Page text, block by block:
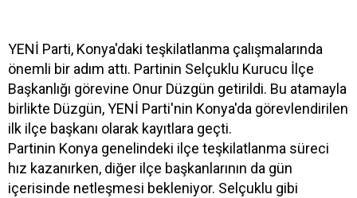
YENİ Parti, Konya'daki teşkilatlanma çalışmalarında
önemli bir adım attı. Partinin Selçuklu Kurucu İlçe
Başkanlığı görevine Onur Düzgün getirildi. Bu atamayla
birlikte Düzgün, YENİ Parti'nin Konya'da görevlendirilen
ilk ilçe başkanı olarak kayıtlara geçti.
Partinin Konya genelindeki ilçe teşkilatlanma süreci
hız kazanırken, diğer ilçe başkanlarının da gün
içerisinde netleşmesi bekleniyor. Selçuklu gibi